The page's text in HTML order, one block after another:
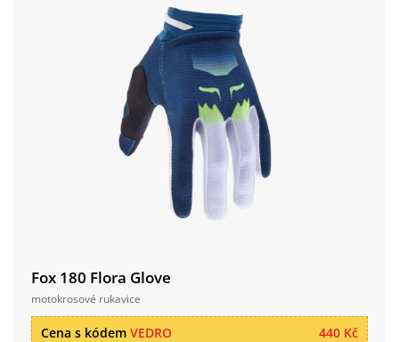
Fox 180 Flora Glove
motokrosové rukavice
440 Kč
Cena s kódem VEDRO